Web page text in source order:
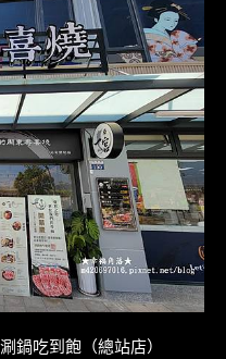
鍋吃到飽（總站店）